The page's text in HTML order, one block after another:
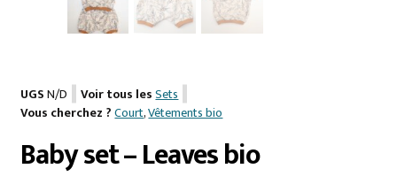
UGSN/D Voir tous lesSets
Vous cherchez ?Court,Vêtements bio
Baby set – Leaves bio